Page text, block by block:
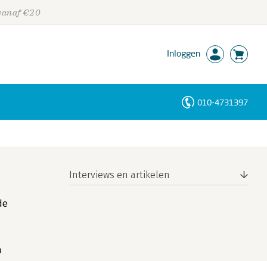
€20
Inloggen
010-4731397
Interviews en artikelen
Personen